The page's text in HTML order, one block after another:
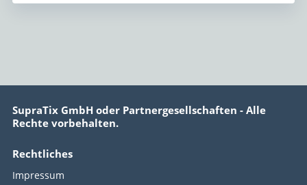
SupraTix GmbH oder Partnergesellschaften - Alle
Rechte vorbehalten.
Rechtliches
Impressum